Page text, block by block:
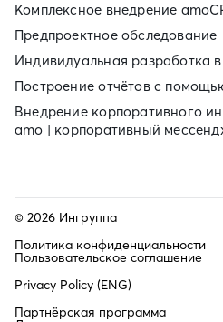
Комплексное внедрение
Предпроектное обследование
Индивидуальная разработка
Построение отчётов с
Внедрение корпоративного
amo | корпоративный
© 2026 Ингруппа
Политика конфиденциальности
Пользовательское соглашение
Privacy Policy (ENG)
Партнёрская программа